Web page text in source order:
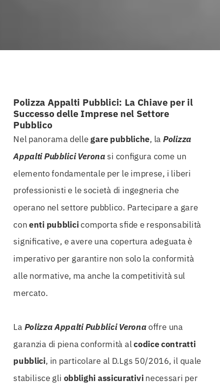
Polizza Appalti Pubblici: La Chiave per il
Successo delle Imprese nel Settore
Pubblico
Nel panorama dellegare pubbliche, la Polizza
Appalti Pubblici Veronasi configura come un
elemento fondamentale per le imprese, i liberi
professionisti e le società di ingegneria che
operano nel settore pubblico. Partecipare a gare
conenti pubblicicomporta sfide e responsabilità
significative, e avere una copertura adeguata è
imperativo per garantire non solo la conformità
alle normative, ma anche la competitività sul
mercato.
La Polizza Appalti Pubblici Veronaoffre una
garanzia di piena conformità alcodice contratti
pubblici, in particolare al D.Lgs 50/2016, il quale
stabilisce gli obblighi assicurativi necessari per